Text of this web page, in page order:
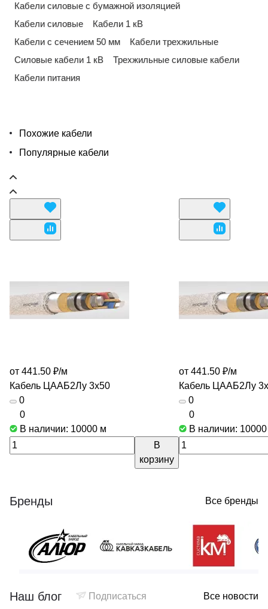
Кабели силовые с бумажной изоляцией
Кабели силовые
Кабели 1 кВ
Кабели с сечением 50 мм
Кабели трехжильные
Силовые кабели 1 кВ
Трехжильные силовые кабели
Кабели питания
Похожие кабели
Популярные кабели
от 441.50 ₽/м
Кабель ЦААБ2Лу 3х50
0
0
В наличии: 10000 м
В
корзину
от 441.50 ₽/м
Кабель ЦААБ2Лу
0
0
В наличии:
Бренды Все бренды
Наш блог Подписаться Все новости